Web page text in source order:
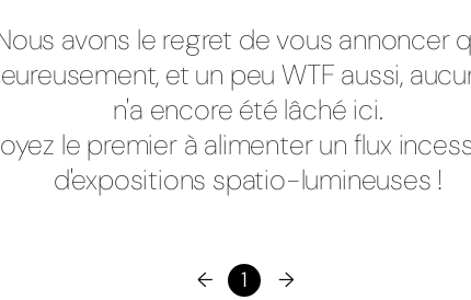
avons le regret de vous annoncer
et un peu WTF aussi,
n'a encore été lâché ici.
le premier à alimenter un flux
d'expositions spatio-lumineuses !
← 1 →